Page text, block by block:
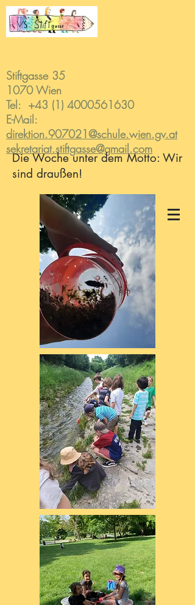
Stiftgasse 35
1070 Wien
Tel: +43 (1) 4000561630
E-Mail:
direktion.907021@schule.wien.gv.at
sekretariat.stiftgasse@gmail.com
Die Woche unter dem Motto: Wir
sind draußen!